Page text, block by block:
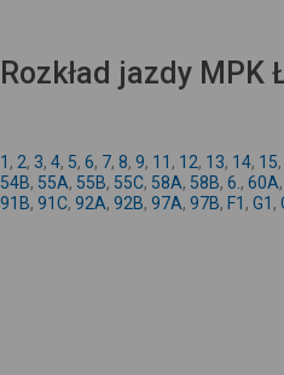
Rozkład jazdy MPK
1 , 2, 3, 4, 5, 6, 7, 8, 9, 11 , 12, 13, 14, 15,
54B, 55A, 55B, 55C, 58A, 58B, 6. , 60A,
91B, 91C, 92A, 92B, 97A, 97B, F1 , G1 ,